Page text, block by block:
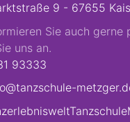
9 - 67655
Sie auch gerne
uns an.
93333